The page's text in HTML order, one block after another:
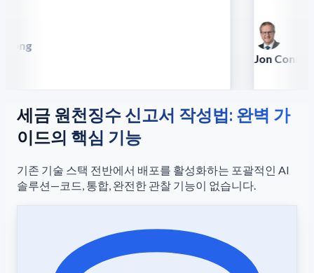
Jon Conradt
세금 원천징수 신고서 작성법: 완벽 가
이드의 핵심 기능
기존 기술 스택 전반에서 배포를 활성화하는 포괄적인 AI
솔루션—코드, 통합, 완전한 관찰 기능이 없습니다.